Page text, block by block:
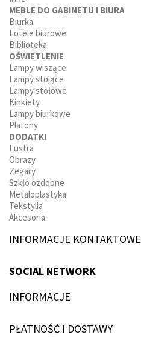
MEBLE DO GABINETU I BIURA
Biurka
Fotele biurowe
Biblioteka
OŚWIETLENIE
Lampy wiszące
Lampy stojące
Lampy stołowe
Kinkiety
Lampy biurkowe
Plafony
DODATKI
Lustra
Obrazy
Zegary
Szkło ozdobne
Metaloplastyka
Tekstylia
Akcesoria
INFORMACJE KONTAKTOWE
SOCIAL NETWORK
INFORMACJE
PŁATNOŚĆ I DOSTAWY